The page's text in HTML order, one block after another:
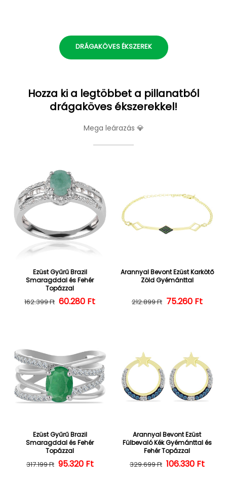
DRÁGAKÖVES ÉKSZEREK
Hozza ki a legtöbbet a pillanatból
drágaköves ékszerekkel!
Mega leárazás 💎
Ezüst Gyűrű Brazil
Smaragddal és Fehér
Topázzal
Normál ár
162.399 Ft Kedvezményes ár
60.280 Ft
Arannyal Bevont Ezüst Karkötő
Zöld Gyémánttal
Normál ár
212.899 Ft 75.260 Ft
Ezüst Gyűrű Brazil
Smaragddal és Fehér
Topázzal
Normál ár
317.199 Ft Kedvezményes ár
95.320 Ft
Arannyal Bevont Ezüst
Fülbevaló Kék Gyémánttal és
Fehér Topázzal
Normál ár
329.699 Ft 106.330 Ft